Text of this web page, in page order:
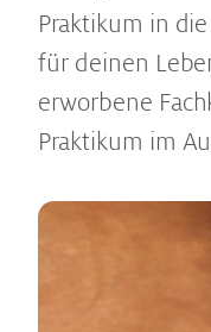
Praktikum in
für deinen
erworbene
Praktikum im